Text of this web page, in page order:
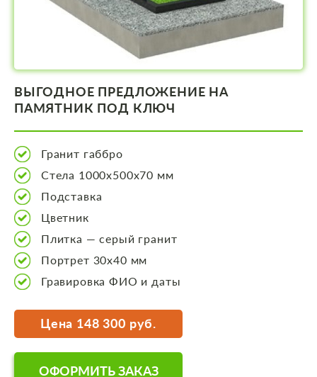
ВЫГОДНОЕ ПРЕДЛОЖЕНИЕ НА
ПАМЯТНИК ПОД КЛЮЧ
Гранит габбро
Стела 1000х500х70 мм
Подставка
Цветник
Плитка — серый гранит
Портрет 30х40 мм
Гравировка ФИО и даты
Цена 148 300 руб.
ОФОРМИТЬ ЗАКАЗ